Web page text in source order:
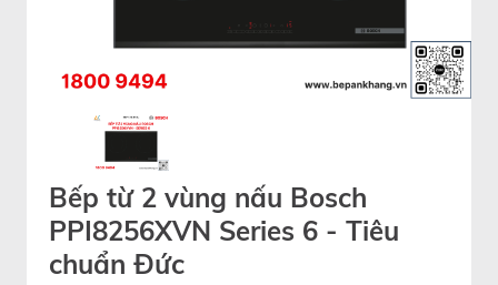
Bếp từ 2 vùng nấu Bosch
PPI8256XVN Series 6 - Tiêu
chuẩn Đức